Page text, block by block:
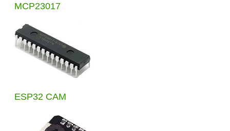
MCP23017
ESP32 CAM